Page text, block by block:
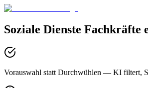
Soziale Dienste Fachkräfte
Vorauswahl statt Durchwühlen — KI filtert,